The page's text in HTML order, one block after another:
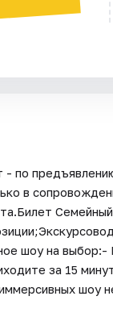
- по
в
шоу на
за 15
шоу